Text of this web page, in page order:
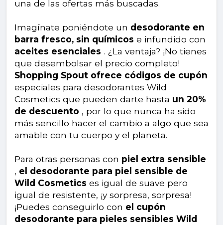
una de las ofertas más buscadas.
Imagínate poniéndote un desodorante en
barra fresco, sin químicos e infundido con
aceites esenciales . ¿La ventaja? ¡No tienes
que desembolsar el precio completo!
Shopping Spout ofrece códigos de cupón
especiales para desodorantes Wild
Cosmetics que pueden darte hasta un 20%
de descuento , por lo que nunca ha sido
más sencillo hacer el cambio a algo que sea
amable con tu cuerpo y el planeta.
Para otras personas con piel extra sensible
, el desodorante para piel sensible de
Wild Cosmetics es igual de suave pero
igual de resistente, ¡y sorpresa, sorpresa!
¡Puedes conseguirlo con el cupón
desodorante para pieles sensibles Wild